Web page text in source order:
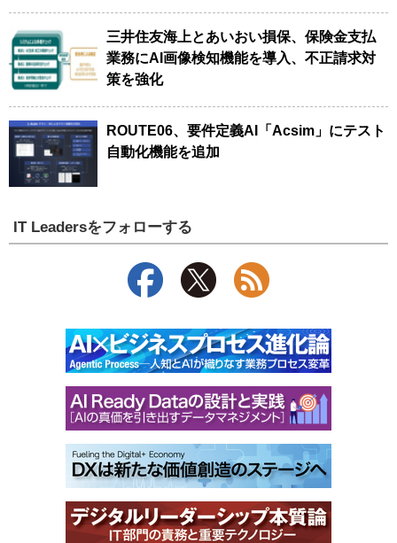
三井住友海上とあいおい損保、保険金支払
業務にAI画像検知機能を導入、不正請求対
策を強化
ROUTE06、要件定義AI「Acsim」にテスト
自動化機能を追加
IT Leadersをフォローする